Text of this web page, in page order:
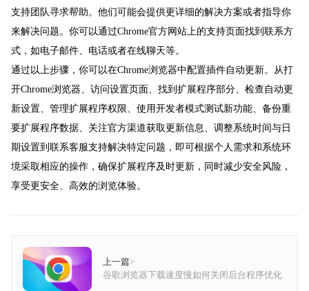
支持团队寻求帮助。他们可能会提供更详细的解决方案或者指导你
来解决问题。你可以通过Chrome官方网站上的支持页面找到联系方
式，如电子邮件、电话或者在线聊天等。
通过以上步骤，你可以在Chrome浏览器中配置插件自动更新。从打
开Chrome浏览器、访问设置页面、找到扩展程序部分、检查自动更
新设置、管理扩展程序权限、使用开发者模式测试新功能、备份重
要扩展程序数据、关注官方渠道获取更新信息、调整系统时间与日
期设置到联系客服支持解决特定问题，即可根据个人需求和系统环
境采取相应的操作，确保扩展程序及时更新，同时减少安全风险，
享受更安全、高效的浏览体验。
上一篇>
谷歌浏览器下载速度慢如何关闭后台程序优化